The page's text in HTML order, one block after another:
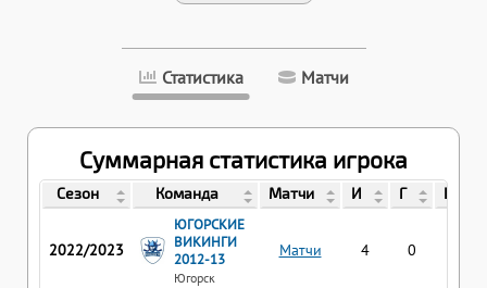
Статистика Матчи
Суммарная статистика игрока
Сезон Команда Матчи И Г П
2022/2023
ЮГОРСКИЕ
ВИКИНГИ
2012-13
Югорск
Матчи 4 0